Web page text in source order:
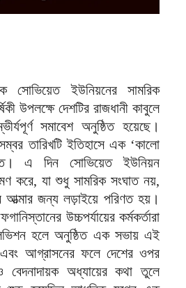
সোভিয়েত ইউনিয়নের সামরিক
উপলক্ষে দেশটির রাজধানী কাবুলে
সমাবেশ অনুষ্ঠিত হয়েছে।
তারিখটি ইতিহাসে এক ‘কালো
এ দিন সোভিয়েত ইউনিয়ন
করে, যা শুধু সামরিক সংঘাত নয়,
জন্য লড়াইয়ে পরিণত হয়।
উচ্চপর্যায়ের কর্মকর্তারা
হলে অনুষ্ঠিত এক সভায় এই
এবং আগ্রাসনের ফলে দেশের ওপর
অধ্যায়ের কথা তুলে